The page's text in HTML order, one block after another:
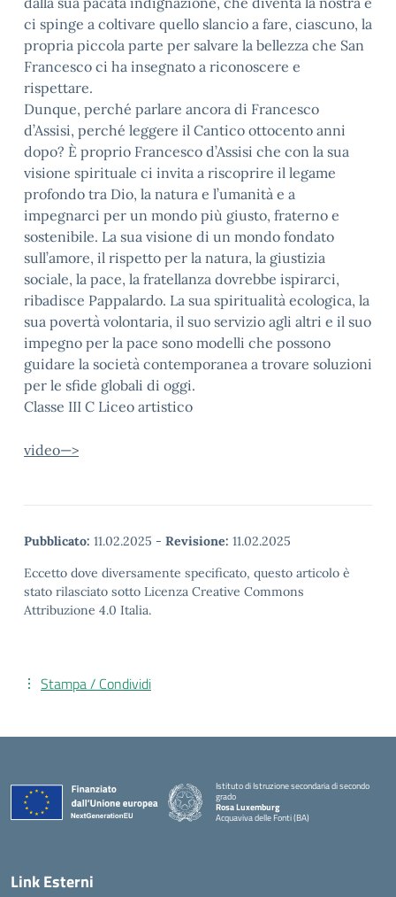
ci spinge a coltivare quello slancio a fare, ciascuno, la
propria piccola parte per salvare la bellezza che San
Francesco ci ha insegnato a riconoscere e
rispettare.
Dunque, perché parlare ancora di Francesco
d’Assisi, perché leggere il Cantico ottocento anni
dopo? È proprio Francesco d’Assisi che con la sua
visione spirituale ci invita a riscoprire il legame
profondo tra Dio, la natura e l’umanità e a
impegnarci per un mondo più giusto, fraterno e
sostenibile. La sua visione di un mondo fondato
sull’amore, il rispetto per la natura, la giustizia
sociale, la pace, la fratellanza dovrebbe ispirarci,
ribadisce Pappalardo. La sua spiritualità ecologica, la
sua povertà volontaria, il suo servizio agli altri e il suo
impegno per la pace sono modelli che possono
guidare la società contemporanea a trovare soluzioni
per le sfide globali di oggi.
Classe III C Liceo artistico
video—>
Pubblicato: 11.02.2025 - Revisione: 11.02.2025
Eccetto dove diversamente specificato, questo articolo è
stato rilasciato sotto Licenza Creative Commons
Attribuzione 4.0 Italia.
Stampa / Condividi
Istituto di Istruzione secondaria di secondo
grado
Rosa Luxemburg
Acquaviva delle Fonti (BA)
Link Esterni